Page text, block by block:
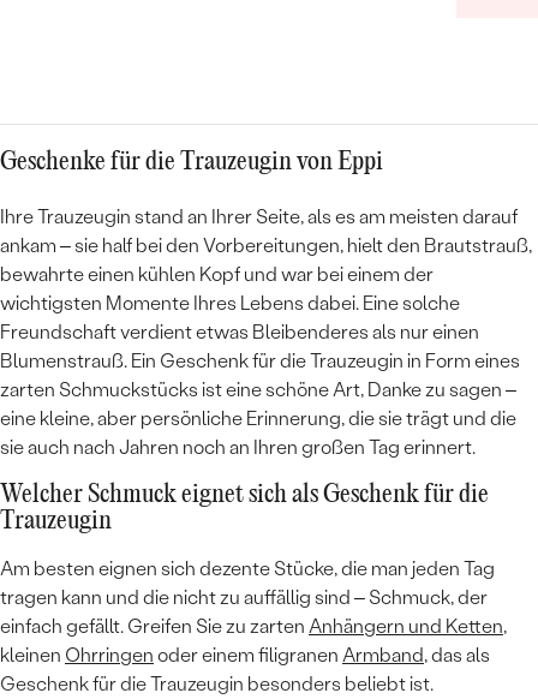
Geschenke für die Trauzeugin von Eppi
Ihre Trauzeugin stand an Ihrer Seite, als es am meisten darauf
ankam – sie half bei den Vorbereitungen, hielt den Brautstrauß,
bewahrte einen kühlen Kopf und war bei einem der
wichtigsten Momente Ihres Lebens dabei. Eine solche
Freundschaft verdient etwas Bleibenderes als nur einen
Blumenstrauß. Ein Geschenk für die Trauzeugin in Form eines
zarten Schmuckstücks ist eine schöne Art, Danke zu sagen –
eine kleine, aber persönliche Erinnerung, die sie trägt und die
sie auch nach Jahren noch an Ihren großen Tag erinnert.
Welcher Schmuck eignet sich als Geschenk für die
Trauzeugin
Am besten eignen sich dezente Stücke, die man jeden Tag
tragen kann und die nicht zu auffällig sind – Schmuck, der
einfach gefällt. Greifen Sie zu zarten Anhängern und Ketten,
kleinen Ohrringen oder einem filigranen Armband, das als
Geschenk für die Trauzeugin besonders beliebt ist.